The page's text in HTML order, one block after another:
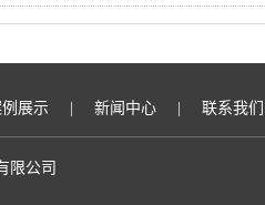
展示 新闻中心 联系我们
限公司